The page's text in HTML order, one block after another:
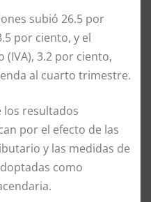
subió 26.5 por
por ciento, y el
(IVA), 3.2 por ciento,
al cuarto trimestre.
los resultados
por el efecto de las
y las medidas de
como